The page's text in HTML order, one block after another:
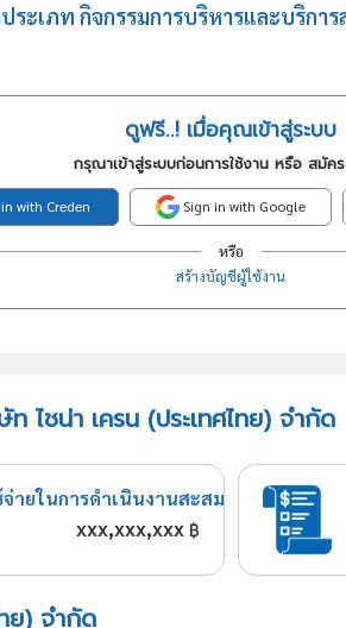
ะเภท กิจกรรมการบริหารและบริกา
ดูฟรี..! เมื่อคุณเข้าสู่ระบบ
กรุณาเข้าสู่ระบบก่อนการใช้งาน หรือ สมัค
with Creden Sign in with Google
หรือ
สร้างบัญชีผู้ใช้งาน
ไชน่า เครน (ประเทศไทย) จำกัด
ายในการดำเนินงานสะสม
xxx,xxx,xxx ฿
ย) จำกัด